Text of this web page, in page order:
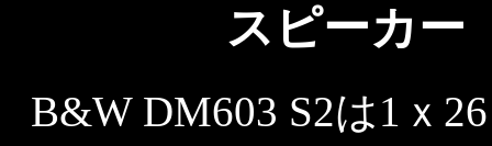
スピーカ
B&W DM603 S2は1ｘ